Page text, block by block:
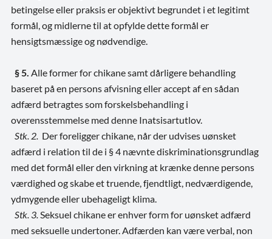
betingelse eller praksis er objektivt begrundet i et legitimt
formål, og midlerne til at opfylde dette formål er
hensigtsmæssige og nødvendige.
§ 5. Alle former for chikane samt dårligere behandling
baseret på en persons afvisning eller accept af en sådan
adfærd betragtes som forskelsbehandling i
overensstemmelse med denne Inatsisartutlov.
Stk. 2. Der foreligger chikane, når der udvises uønsket
adfærd i relation til de i § 4 nævnte diskriminationsgrundlag
med det formål eller den virkning at krænke denne persons
værdighed og skabe et truende, fjendtligt, nedværdigende,
ydmygende eller ubehageligt klima.
Stk. 3. Seksuel chikane er enhver form for uønsket adfærd
med seksuelle undertoner. Adfærden kan være verbal, non